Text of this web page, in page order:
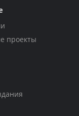
проекты